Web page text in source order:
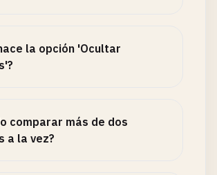
la opción 'Ocultar
comparar más de dos
a la vez?